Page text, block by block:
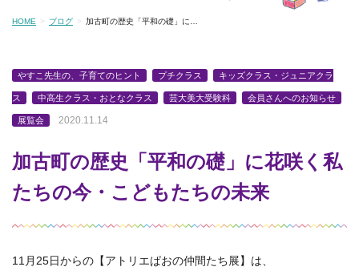
HOME ブログ 加古町の歴史「平和の礎」に…
やすこ先生の、子育てのヒント プチクラス キッズクラス・ジュニアクラ
ス 中高生クラス・おとなクラス 芸大美大受験科 会員さんへのお知らせ
展覧会 2020.11.14
加古町の歴史「平和の礎」に花咲く私
たちの今・こどもたちの未来
11月25日からの【アトリエぱおの仲間たち展】は、